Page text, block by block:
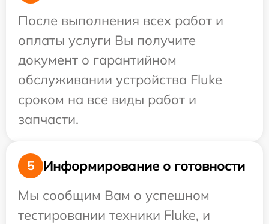
После выполнения всех работ и
оплаты услуги Вы получите
документ о гарантийном
обслуживании устройства Fluke
сроком на все виды работ и
запчасти.
5
Информирование о готовности
Мы сообщим Вам о успешном
тестировании техники Fluke, и